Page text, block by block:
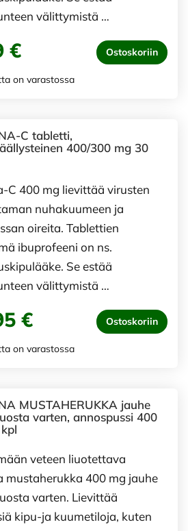
välittymistä …
€ Ostoskoriin
on varastossa
C tabletti,
400/300 mg 30
C 400 mg lievittää virusten
nuhakuumeen ja
oireita. Tablettien
ibuprofeeni on ns.
Se estää
välittymistä …
€ Ostoskoriin
on varastossa
MUSTAHERUKKA jauhe
varten, annospussi 400
veteen liuotettava
mustaherukka 400 mg jauhe
varten. Lievittää
kipu-ja kuumetiloja, kuten